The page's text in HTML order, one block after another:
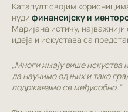
Катапулт својим
нуди финансијску и
Маријана истичу,
идеја и искустава са
„Многи имају више
да научимо од њих и тако
подржавамо се међусобно.“